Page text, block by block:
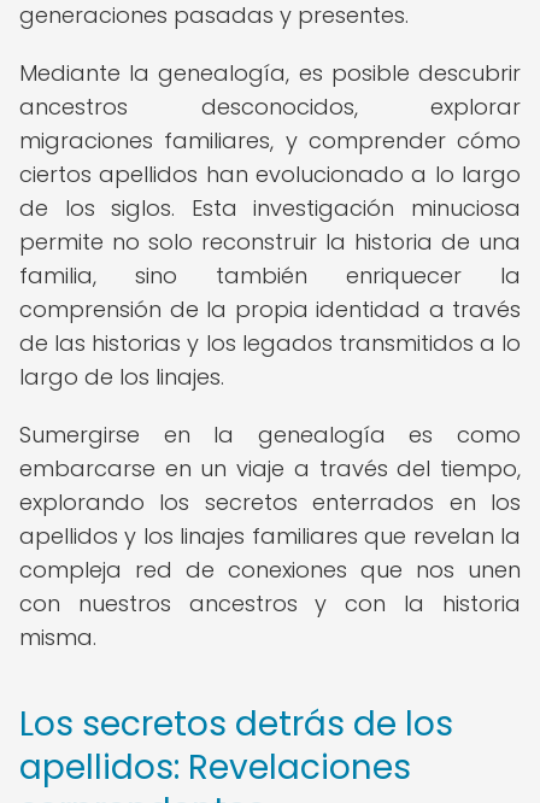
generaciones pasadas y presentes.
Mediante la genealogía, es posible descubrir
ancestros desconocidos, explorar
migraciones familiares, y comprender cómo
ciertos apellidos han evolucionado a lo largo
de los siglos. Esta investigación minuciosa
permite no solo reconstruir la historia de una
familia, sino también enriquecer la
comprensión de la propia identidad a través
de las historias y los legados transmitidos a lo
largo de los linajes.
Sumergirse en la genealogía es como
embarcarse en un viaje a través del tiempo,
explorando los secretos enterrados en los
apellidos y los linajes familiares que revelan la
compleja red de conexiones que nos unen
con nuestros ancestros y con la historia
misma.
Los secretos detrás de los
apellidos: Revelaciones